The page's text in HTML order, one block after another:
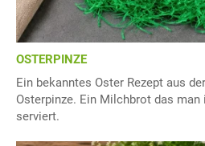
OSTERPINZE
Ein bekanntes Oster Rezept aus
Osterpinze. Ein Milchbrot das man
serviert.